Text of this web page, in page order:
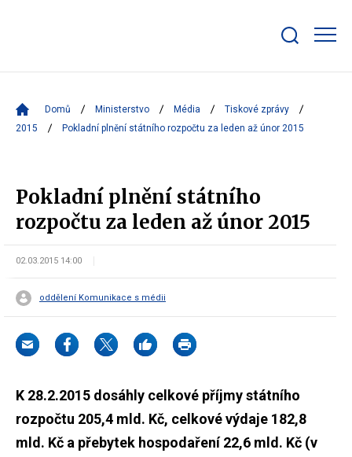
bar
Domů Ministerstvo Média
Tiskové zprávy
2015
Pokladní plnění státního rozpočtu za leden až únor 2015
Pokladní plnění státního
rozpočtu za leden až únor 2015
02.03.2015 14:00
oddělení Komunikace s médii
K 28.2.2015 dosáhly celkové příjmy státního
rozpočtu 205,4 mld. Kč, celkové výdaje 182,8
mld. Kč a přebytek hospodaření 22,6 mld. Kč (v